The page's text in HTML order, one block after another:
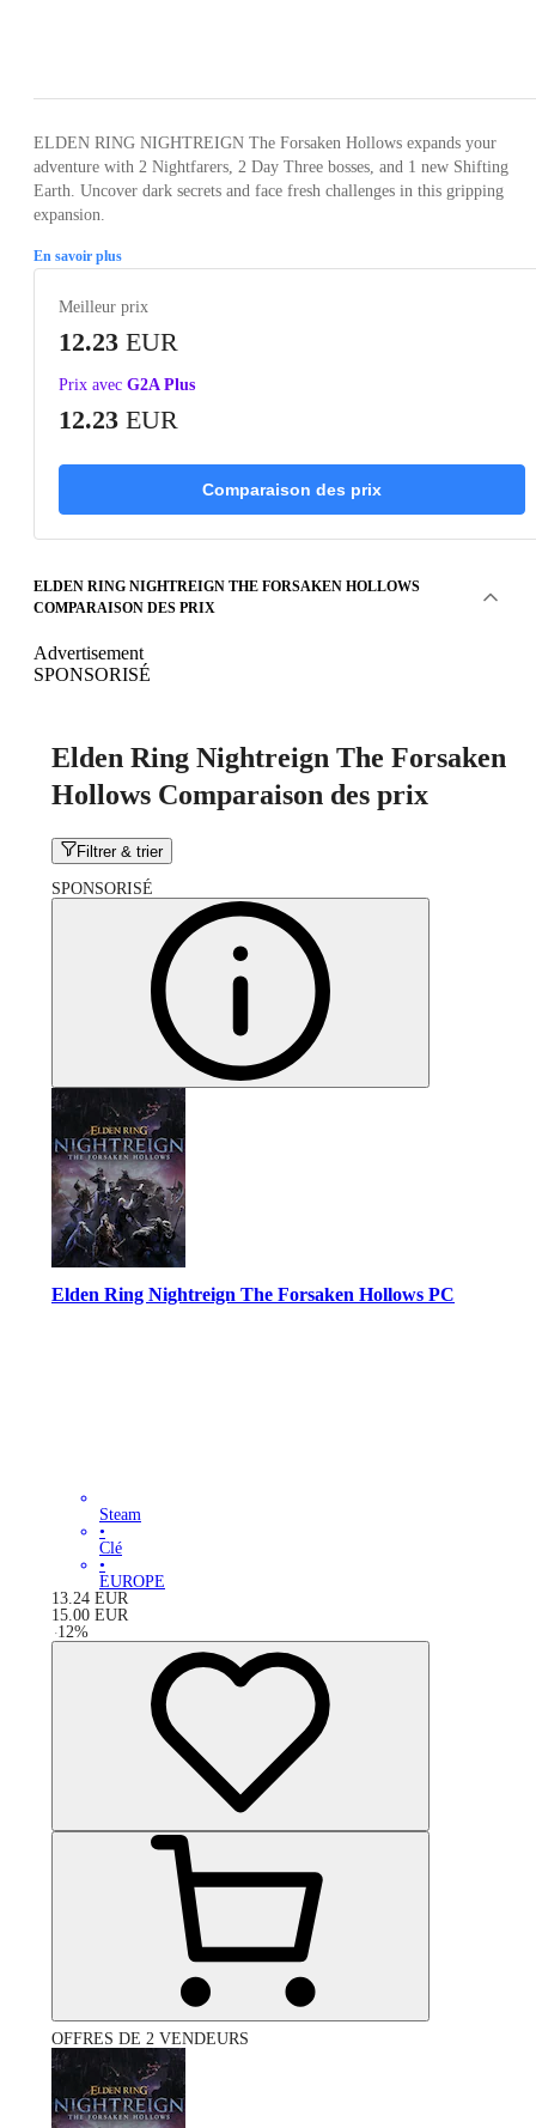
ELDEN RING NIGHTREIGN The Forsaken Hollows expands your
adventure with 2 Nightfarers, 2 Day Three bosses, and 1 new Shifting
Earth. Uncover dark secrets and face fresh challenges in this gripping
expansion.
En savoir plus
Meilleur prix
12.23 EUR
Prix avec G2A Plus
12.23 EUR
Comparaison des prix
ELDEN RING NIGHTREIGN THE FORSAKEN HOLLOWS
COMPARAISON DES PRIX
Advertisement
SPONSORISÉ
Elden Ring Nightreign The Forsaken
Hollows Comparaison des prix
Filtrer & trier
SPONSORISÉ
Elden Ring Nightreign The Forsaken Hollows PC
Steam
•
Clé
•
EUROPE
13.24 EUR
15.00 EUR
-12%
OFFRES DE 2 VENDEURS